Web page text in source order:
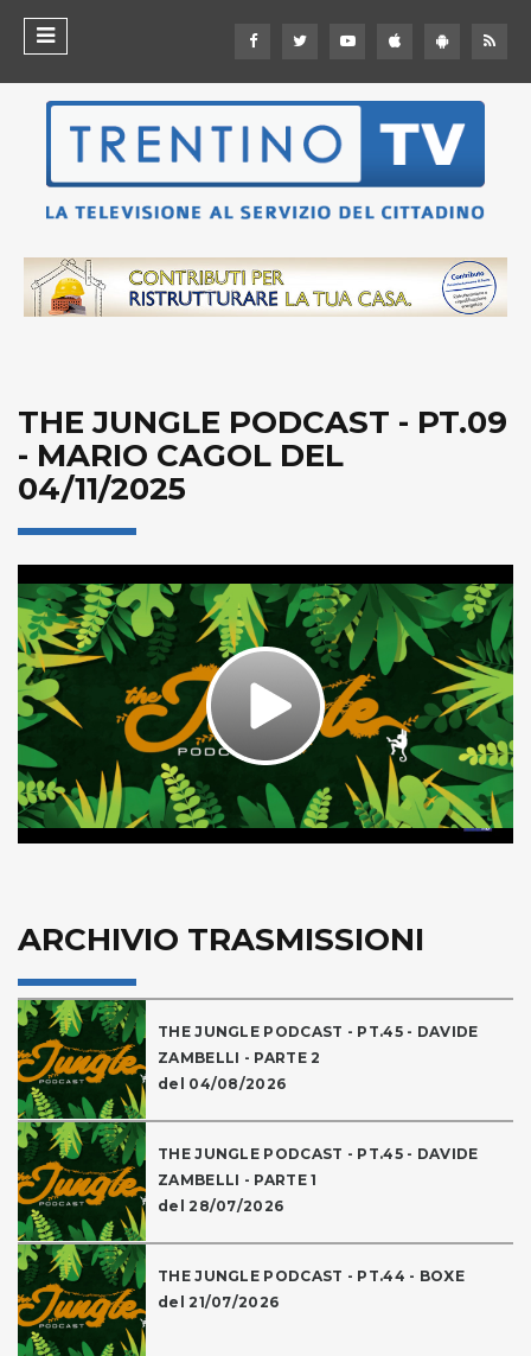
THE JUNGLE PODCAST - PT.09
- MARIO CAGOL DEL
04/11/2025
Play
Video
ARCHIVIO TRASMISSIONI
THE JUNGLE PODCAST - PT.45 - DAVIDE
ZAMBELLI - PARTE 2
del 04/08/2026
THE JUNGLE PODCAST - PT.45 - DAVIDE
ZAMBELLI - PARTE 1
del 28/07/2026
THE JUNGLE PODCAST - PT.44 - BOXE
del 21/07/2026